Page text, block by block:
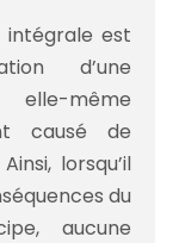
intégrale est
d’une
elle-même
causé de
lorsqu’il
du
aucune